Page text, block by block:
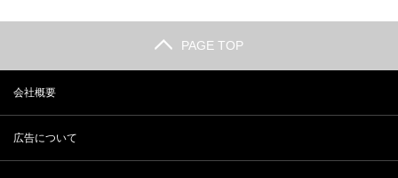
PAGE TOP
会社概要
広告について